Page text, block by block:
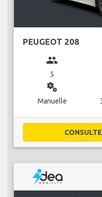
PEUGEOT 208
group
5
miscellaneous_services
Manuelle